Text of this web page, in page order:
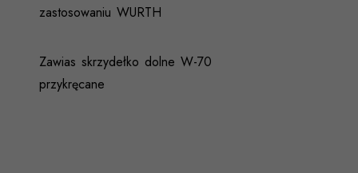
zastosowaniu WURTH
Zawias skrzydełko dolne W-70
przykręcane